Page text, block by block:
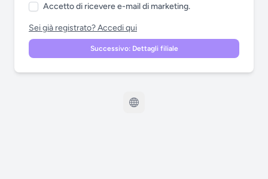
Accetto di ricevere e-mail di marketing.
Sei già registrato? Accedi qui
Successivo: Dettagli filiale